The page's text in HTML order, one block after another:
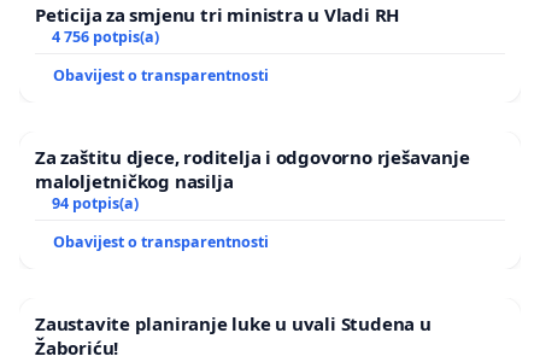
Peticija za smjenu tri ministra u Vladi RH
4 756 potpis(a)
Obavijest o transparentnosti
Za zaštitu djece, roditelja i odgovorno rješavanje
maloljetničkog nasilja
94 potpis(a)
Obavijest o transparentnosti
Zaustavite planiranje luke u uvali Studena u
Žaboriću!